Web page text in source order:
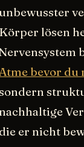
lösen
bevor du
er nicht